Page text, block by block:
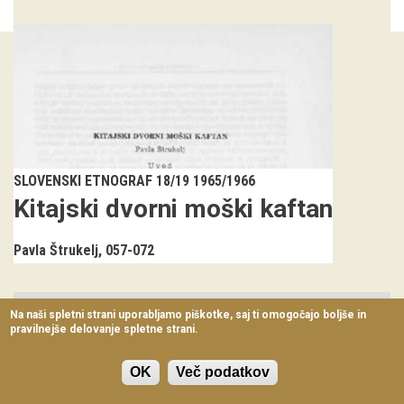
Arhiv razstav
dogodki
Koledar dogodkov
Prireditve
Predavanja
Delavnice
Vodeni ogledi
SLOVENSKI ETNOGRAF 18/19 1965/1966
Kitajski dvorni moški kaftan
Pavla Štrukelj 057-072
Na naši spletni strani uporabljamo piškotke, saj ti omogočajo boljše in
pravilnejše delovanje spletne strani.
OK Več podatkov